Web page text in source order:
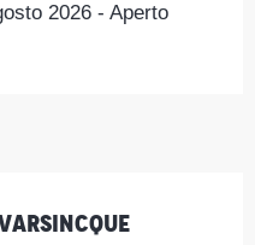
2026 - Aperto